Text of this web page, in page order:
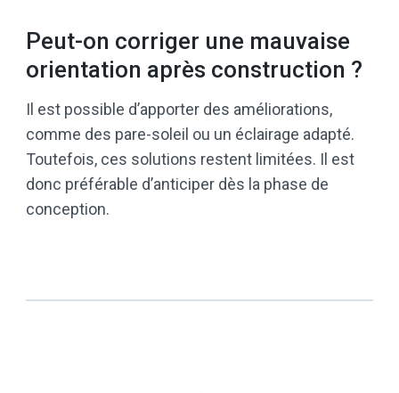
Peut-on corriger une mauvaise
orientation après construction ?
Il est possible d’apporter des améliorations,
comme des pare-soleil ou un éclairage adapté.
Toutefois, ces solutions restent limitées. Il est
donc préférable d’anticiper dès la phase de
conception.